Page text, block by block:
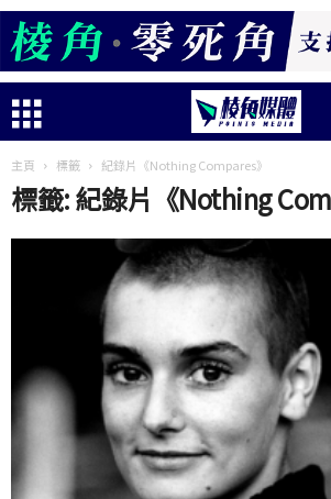
主頁 標籤 紀錄片《Nothing Compares》
標籤: 紀錄片《Nothing